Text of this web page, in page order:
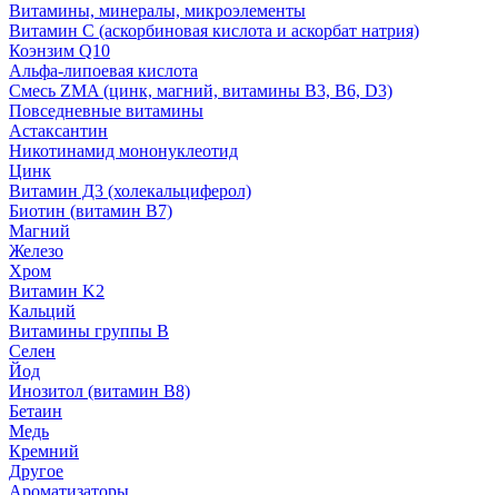
Витамины, минералы, микроэлементы
Витамин C (аскорбиновая кислота и аскорбат натрия)
Коэнзим Q10
Альфа-липоевая кислота
Смесь ZMA (цинк, магний, витамины B3, B6, D3)
Повседневные витамины
Астаксантин
Никотинамид мононуклеотид
Цинк
Витамин Д3 (холекальциферол)
Биотин (витамин B7)
Магний
Железо
Хром
Витамин K2
Кальций
Витамины группы B
Селен
Йод
Инозитол (витамин B8)
Бетаин
Медь
Кремний
Другое
Ароматизаторы